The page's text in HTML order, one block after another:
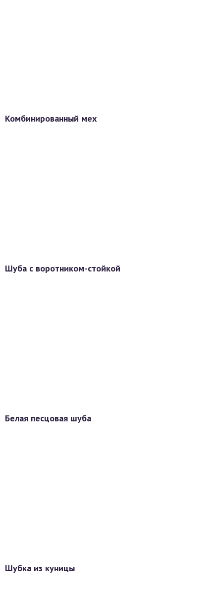
Комбинированный мех
Шуба с воротником-стойкой
Белая песцовая шуба
Шубка из куницы